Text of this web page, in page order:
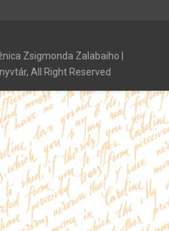
Zsigmonda Zalabaiho |
All Right Reserved